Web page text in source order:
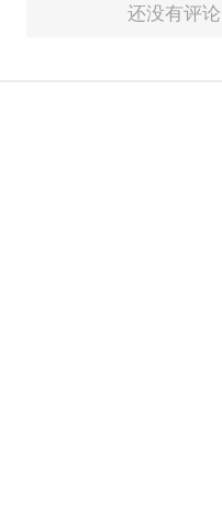
还没有评